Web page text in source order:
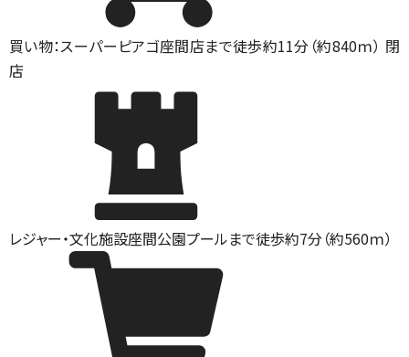
買い物：スーパー ピアゴ座間店まで徒歩約11分（約840ｍ） 閉
店
レジャー・文化施設座間公園プールまで徒歩約7分（約560ｍ）